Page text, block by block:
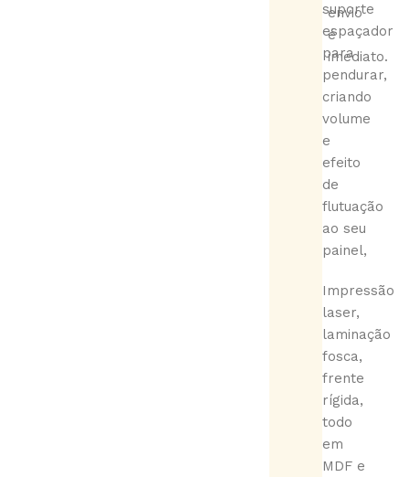
envio
é
imediato.
suporte
espaçador
para
pendurar,
criando
volume
e
efeito
de
flutuação
ao seu
painel,
Impressão
laser,
laminação
fosca,
frente
rígida,
todo
em
MDF e